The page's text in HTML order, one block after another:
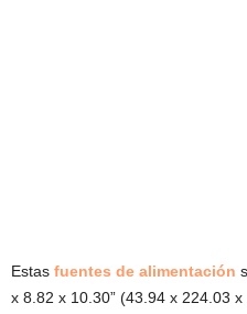
Estas fuentes de alimentación
x 8.82 x 10.30” (43.94 x 224.03